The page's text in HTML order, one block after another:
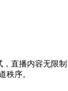
直播内容无限
秩序。